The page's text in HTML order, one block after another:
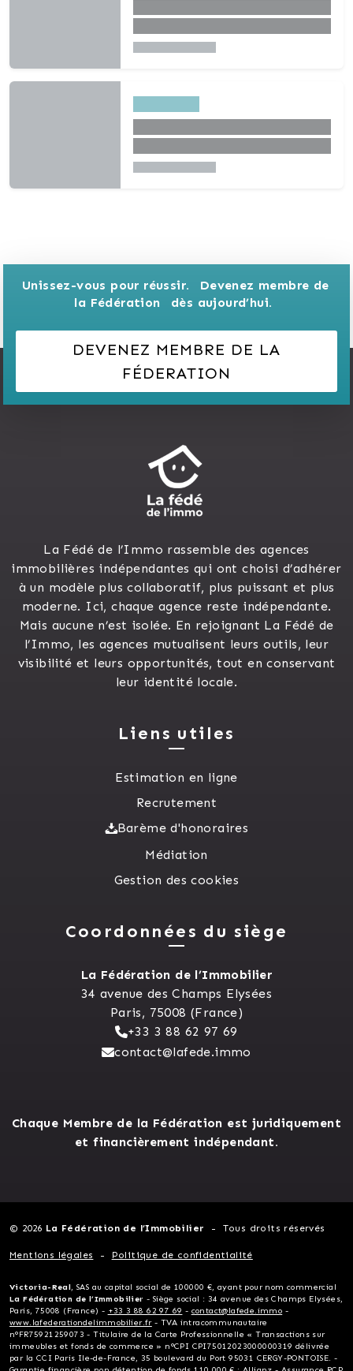
Unissez-vous pour réussir.
Devenez membre de
la Fédération
dès aujourd’hui.
DEVENEZ MEMBRE DE LA
FÉDERATION
La Fédé de l’Immo rassemble des agences
immobilières indépendantes qui ont choisi d’adhérer
à un modèle plus collaboratif, plus puissant et plus
moderne. Ici, chaque agence reste indépendante.
Mais aucune n’est isolée. En rejoignant La Fédé de
l’Immo, les agences mutualisent leurs outils, leur
visibilité et leurs opportunités, tout en conservant
leur identité locale.
Liens utiles
Estimation en ligne
Recrutement
Barème d'honoraires
Médiation
Gestion des cookies
Coordonnées du siège
La Fédération de l’Immobilier
34 avenue des Champs Elysées
Paris, 75008 (France)
+33 3 88 62 97 69
contact@lafede.immo
Chaque Membre de la Fédération est juridiquement
et financièrement indépendant.
© 2026 La Fédération de l’Immobilier Tous droits réservés
Mentions légales Politique de confidentialité
Victoria-Real, SAS au capital social de 100000 €, ayant pour nom commercial
La Fédération de l’Immobilier - Siège social : 34 avenue des Champs Elysées,
Paris, 75008 (France) - +33 3 88 62 97 69 - contact@lafede.immo -
www.lafederationdelimmobilier.fr- TVA intracommunautaire
n°FR75921259073 - Titulaire de la Carte Professionnelle « Transactions sur
immeubles et fonds de commerce » n°CPI CPI75012023000000319 délivrée
par la CCI Paris Ile-de-France, 35 boulevard du Port 95031 CERGY-PONTOISE. -